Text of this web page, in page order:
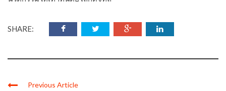
SHARE:
Previous Article